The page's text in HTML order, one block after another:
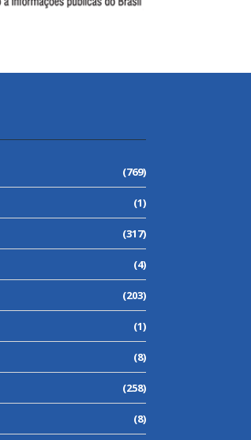
(769)
(1)
(317)
(4)
(203)
(1)
(8)
(258)
(8)